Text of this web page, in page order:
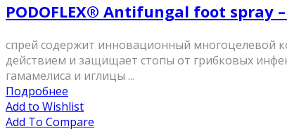
PODOFLEX® Antifungal foot spray
спрей содержит инновационный многоцелевой
действием и защищает стопы от грибковых
гамамелиса и иглицы ...
Подробнее
Add to Wishlist
Add To Compare